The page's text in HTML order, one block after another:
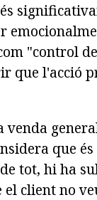
"control
que l'acció
venda
que
tot, hi ha
el client no